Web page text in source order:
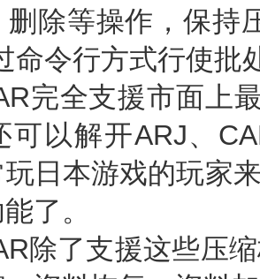
删除等操作，保持
命令行方式行使批
全支援市面上最
可以解开ARJ、
日本游戏的玩家
了。
了支援这些压缩